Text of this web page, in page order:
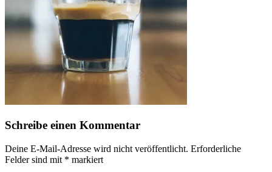
Schreibe einen Kommentar
Deine E-Mail-Adresse wird nicht veröffentlicht. Erforderliche
Felder sind mit * markiert